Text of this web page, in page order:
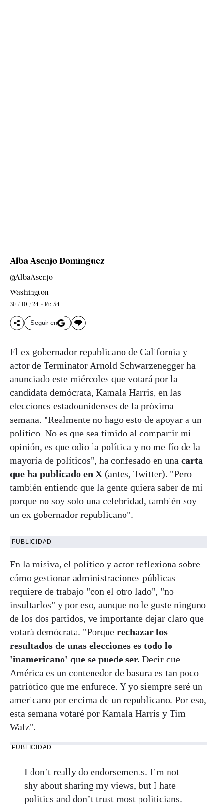
Alba Asenjo Domínguez
@AlbaAsenjo
Washington
30 / 10 / 24 - 16: 54
Seguir en
El ex gobernador republicano de California y
actor de Terminator Arnold Schwarzenegger ha
anunciado este miércoles que votará por la
candidata demócrata, Kamala Harris, en las
elecciones estadounidenses de la próxima
semana. "Realmente no hago esto de apoyar a un
político. No es que sea tímido al compartir mi
opinión, es que odio la política y no me fío de la
mayoría de políticos", ha confesado en una carta
que ha publicado en X (antes, Twitter). "Pero
también entiendo que la gente quiera saber de mí
porque no soy solo una celebridad, también soy
un ex gobernador republicano".
PUBLICIDAD
En la misiva, el político y actor reflexiona sobre
cómo gestionar administraciones públicas
requiere de trabajo "con el otro lado", "no
insultarlos" y por eso, aunque no le guste ninguno
de los dos partidos, ve importante dejar claro que
votará demócrata. "Porque rechazar los
resultados de unas elecciones es todo lo
'inamericano' que se puede ser. Decir que
América es un contenedor de basura es tan poco
patriótico que me enfurece. Y yo siempre seré un
americano por encima de un republicano. Por eso,
esta semana votaré por Kamala Harris y Tim
Walz".
PUBLICIDAD
I don’t really do endorsements. I’m not
shy about sharing my views, but I hate
politics and don’t trust most politicians.